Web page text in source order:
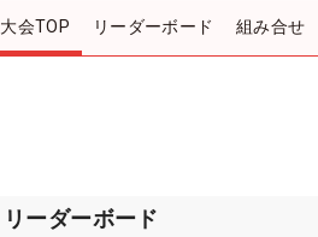
大会TOP リーダーボード 組み合せ
リーダーボード